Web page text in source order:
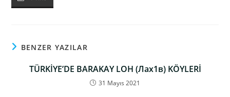
BENZER YAZILAR
TÜRKİYE’DE BARAKAY LOH (Лах1в) KÖYLERİ
31 Mayıs 2021